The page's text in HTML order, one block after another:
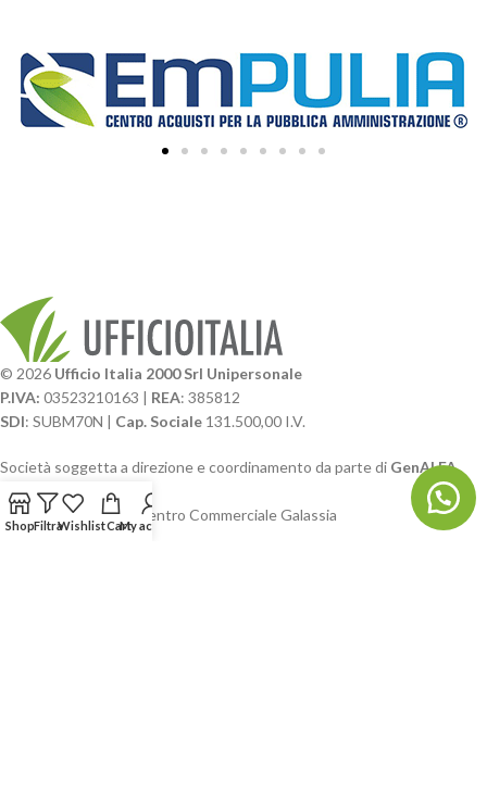
© 2026 Ufficio Italia 2000 Srl Unipersonale
P.IVA: 03523210163 | REA: 385812
SDI: SUBM70N | Cap. Sociale 131.500,00 I.V.
Società soggetta a direzione e coordinamento da parte di GenALFA
Holding srl
Via A. Ponti n. 4 – Centro Commerciale Galassia
24126 Bergamo
ShopFiltraWishlistCartMy account